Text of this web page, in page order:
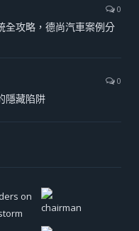
0
全攻略，德尚汽車案例分
0
隱藏陷阱